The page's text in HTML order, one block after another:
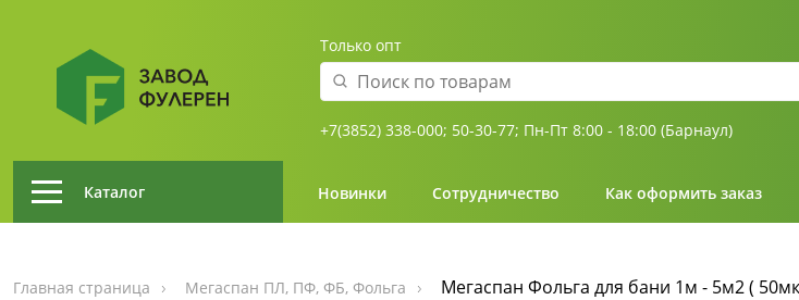
Только опт
+7(3852) 338-000; 50-30-77; Пн-Пт 8:00 - 18:00 (Барнаул)
Каталог Новинки Сотрудничество Как оформить заказ
Главная страница Мегаспан ПЛ, ПФ, ФБ, Фольга Мегаспан Фольга для бани 1м - 5м2 (